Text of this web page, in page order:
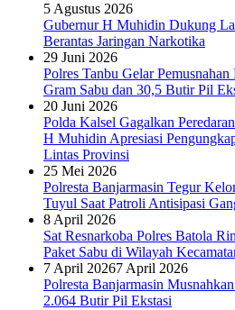
5 Agustus 2026
Gubernur H Muhidin Dukung
Berantas Jaringan Narkotika
29 Juni 2026
Polres Tanbu Gelar
Gram Sabu dan 30,5 Butir Pil
20 Juni 2026
Polda Kalsel Gagalkan
H Muhidin Apresiasi
Lintas Provinsi
25 Mei 2026
Polresta Banjarmasin Tegur
Tuyul Saat Patroli Antisipasi
8 April 2026
Sat Resnarkoba Polres Batola
Paket Sabu di Wilayah
7 April 20267 April 2026
Polresta Banjarmasin
2.064 Butir Pil Ekstasi